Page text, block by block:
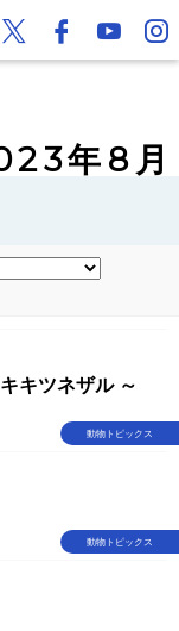
年8月
動物トピックス
キツネザル ～
動物トピックス